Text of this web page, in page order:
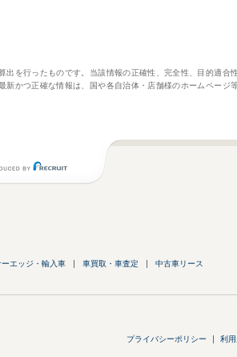
出を行ったものです。当該情報の正確性、完全性、目的適
かつ正確な情報は、国や各自治体・店舗様のホームページ
ーエッジ・輸入車 車買取・車査定 中古車リース
プライバシーポリシー 利